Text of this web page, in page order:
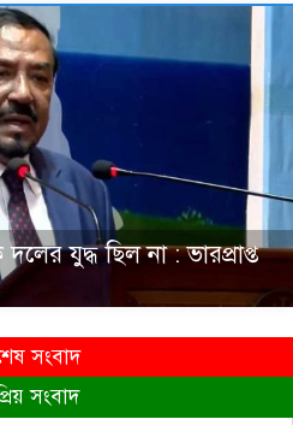
যুদ্ধ ছিল না : ভারপ্রাপ্ত
সংবাদ
সংবাদ